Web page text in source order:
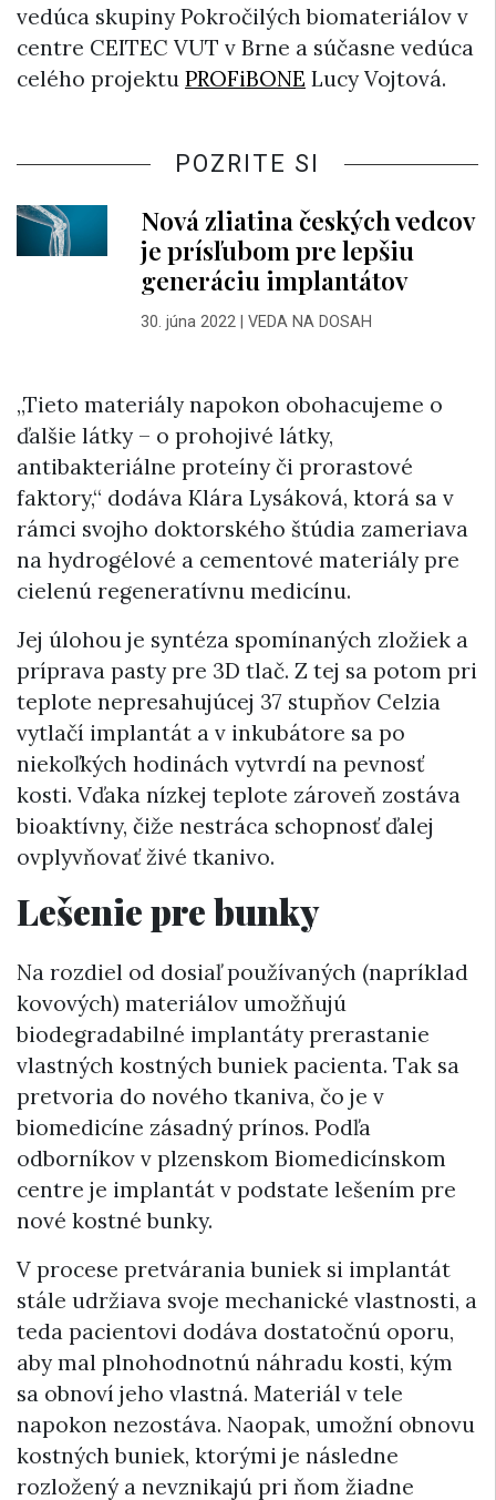
vedúca skupiny Pokročilých biomateriálov v
centre CEITEC VUT v Brne a súčasne vedúca
celého projektu PROFiBONE Lucy Vojtová.
POZRITE SI
Nová zliatina českých vedcov
je prísľubom pre lepšiu
generáciu implantátov
30. júna 2022| VEDA NA DOSAH
„Tieto materiály napokon obohacujeme o
ďalšie látky – o prohojivé látky,
antibakteriálne proteíny či prorastové
faktory,“ dodáva Klára Lysáková, ktorá sa v
rámci svojho doktorského štúdia zameriava
na hydrogélové a cementové materiály pre
cielenú regeneratívnu medicínu.
Jej úlohou je syntéza spomínaných zložiek a
príprava pasty pre 3D tlač. Z tej sa potom pri
teplote nepresahujúcej 37 stupňov Celzia
vytlačí implantát a v inkubátore sa po
niekoľkých hodinách vytvrdí na pevnosť
kosti. Vďaka nízkej teplote zároveň zostáva
bioaktívny, čiže nestráca schopnosť ďalej
ovplyvňovať živé tkanivo.
Lešenie pre bunky
Na rozdiel od dosiaľ používaných (napríklad
kovových) materiálov umožňujú
biodegradabilné implantáty prerastanie
vlastných kostných buniek pacienta. Tak sa
pretvoria do nového tkaniva, čo je v
biomedicíne zásadný prínos. Podľa
odborníkov v plzenskom Biomedicínskom
centre je implantát v podstate lešením pre
nové kostné bunky.
V procese pretvárania buniek si implantát
stále udržiava svoje mechanické vlastnosti, a
teda pacientovi dodáva dostatočnú oporu,
aby mal plnohodnotnú náhradu kosti, kým
sa obnoví jeho vlastná. Materiál v tele
napokon nezostáva. Naopak, umožní obnovu
kostných buniek, ktorými je následne
rozložený a nevznikajú pri ňom žiadne